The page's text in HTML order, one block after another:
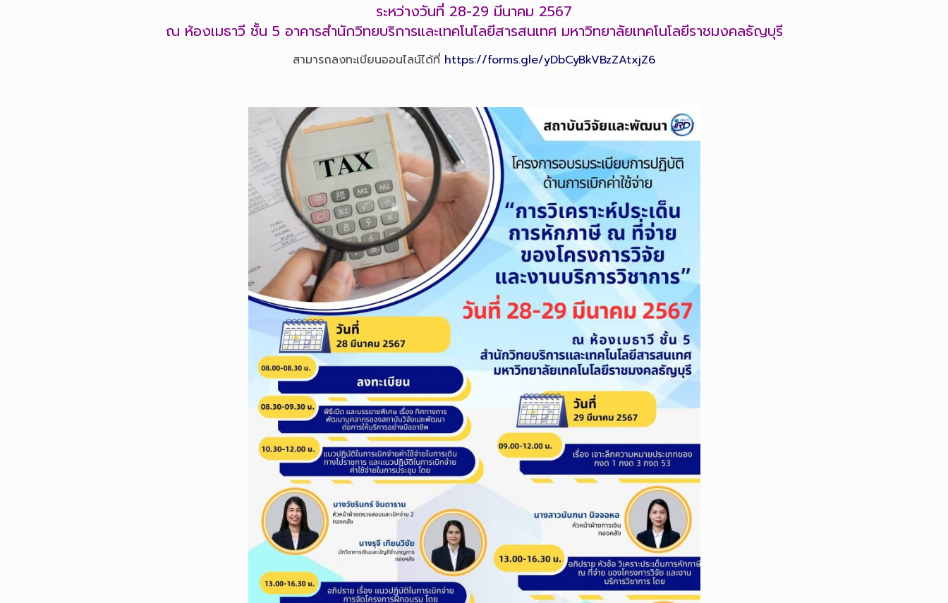
ระหว่างวันที่ 28-29 มีนาคม 2567
ณ ห้องเมธาวี ชั้น 5 อาคารสำนักวิทยบริการและเทคโนโลยีสารสนเทศ มหาวิทยาลัยเทคโนโลยีราชมงคลธัญบุรี
สามารถลงทะเบียนออนไลน์ได้ที่ https://forms.gle/yDbCyBkVBzZAtxjZ6